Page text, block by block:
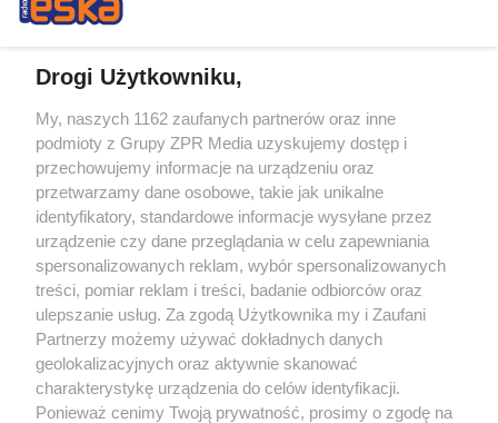
Drogi Użytkowniku,
My, naszych 1162 zaufanych partnerów oraz inne
podmioty z Grupy ZPR Media uzyskujemy dostęp i
przechowujemy informacje na urządzeniu oraz
przetwarzamy dane osobowe, takie jak unikalne
identyfikatory, standardowe informacje wysyłane przez
urządzenie czy dane przeglądania w celu zapewniania
spersonalizowanych reklam, wybór spersonalizowanych
treści, pomiar reklam i treści, badanie odbiorców oraz
ulepszanie usług. Za zgodą Użytkownika my i Zaufani
Partnerzy możemy używać dokładnych danych
geolokalizacyjnych oraz aktywnie skanować
charakterystykę urządzenia do celów identyfikacji.
Ponieważ cenimy Twoją prywatność, prosimy o zgodę na